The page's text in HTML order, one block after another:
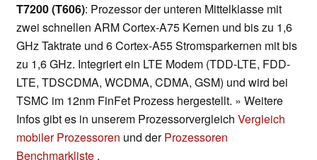
T7200 (T606): Prozessor der unteren Mittelklasse mit
zwei schnellen ARM Cortex-A75 Kernen und bis zu 1,6
GHz Taktrate und 6 Cortex-A55 Stromsparkernen mit bis
zu 1,6 GHz. Integriert ein LTE Modem (TDD-LTE, FDD-
LTE, TDSCDMA, WCDMA, CDMA, GSM) und wird bei
TSMC im 12nm FinFet Prozess hergestellt. » Weitere
Infos gibt es in unserem Prozessorvergleich Vergleich
mobiler Prozessoren und derProzessoren
Benchmarkliste .